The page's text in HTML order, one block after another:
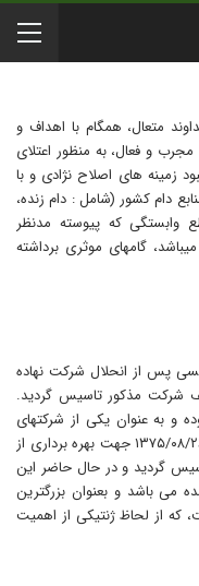
متعال، همگام با اهداف و
و فعال، به منظور اعتلای
زمینه های اصلاح نژادی و با
دام کشور (شامل : دام زنده،
که پیوسته مدنظر
گامهای موثری برداشته
های دامی جاهد در سال ۱۳۷۷ شمسی پس از انحلال شرکت نهاده
شرکت مذکور تاسیس گردید.
و به عنوان یکی از شرکتهای
عمومی غیـر دولتی فعالیت مینماید.و در تاریخ ۱۳۷۵/۰۸/۲۶ جهت بهره برداری از
گردید و در حال حاضر این
می باشد و بعنوان بزرگترین
که از لحاظ ژنتیکی از اهمیت